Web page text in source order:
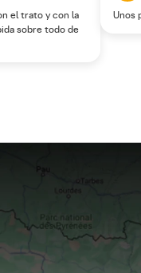
el trato y con la
sobre todo de
Unos